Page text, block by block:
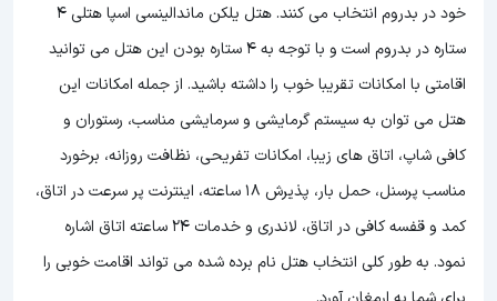
خود در بدروم انتخاب می کنند. هتل یلکن ماندالینسی اسپا هتلی 4
ستاره در بدروم است و با توجه به 4 ستاره بودن این هتل
می توانید
اقامتی با امکانات تقریبا خوب را داشته باشید. از جمله امکانات این
هتل می توان به سیستم گرمایشی و سرمایشی مناسب، رستوران و
کافی شاپ، اتاق های زیبا، امکانات تفریحی، نظافت روزانه، برخورد
مناسب پرسنل، حمل بار، پذیرش 18 ساعته، اینترنت پر سرعت در اتاق،
کمد و قفسه کافی در اتاق، لاندری و خدمات 24 ساعته اتاق اشاره
نمود. به طور کلی انتخاب هتل نام برده شده می تواند اقامت خوبی را